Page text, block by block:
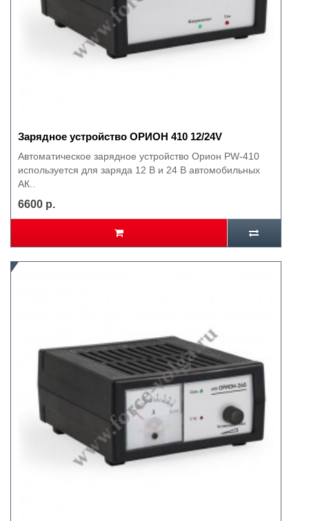
Зарядное устройство ОРИОН 410 12/24V
Автоматическое зарядное устройство Орион PW-410
используется для заряда 12 В и 24 В автомобильных
АК..
6600 р.